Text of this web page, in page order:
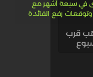
قرب